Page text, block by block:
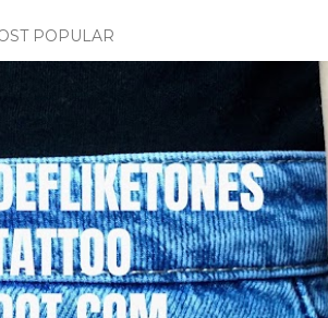
POPULAR